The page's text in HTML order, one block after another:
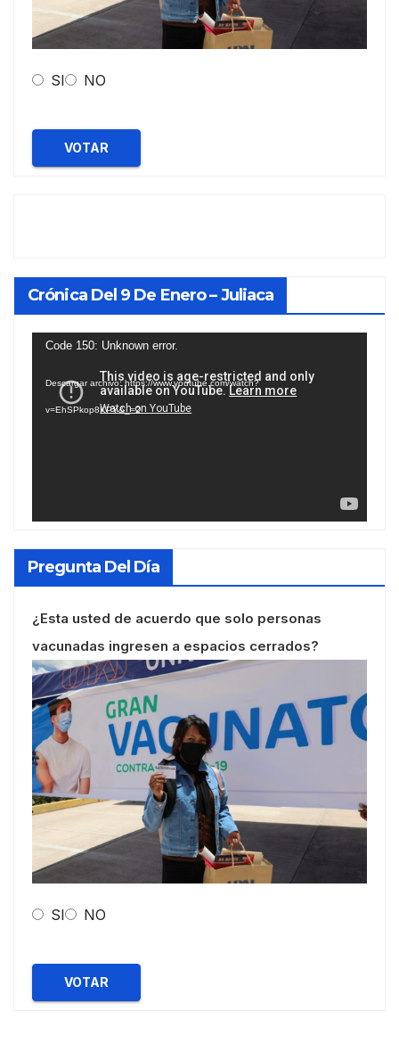
SI NO
VOTAR
Crónica Del 9 De Enero – Juliaca
Reproductor
vídeo
Code 150: Unknown error.
Descargar archivo: https://www.youtube.com/watch?
v=EhSPkop8KPY&_=2
Pregunta Del Día
¿Esta usted de acuerdo que solo personas
vacunadas ingresen a espacios cerrados?
SI NO
VOTAR